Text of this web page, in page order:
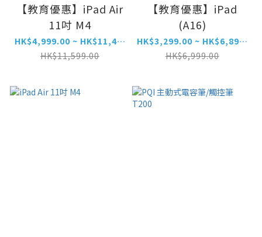
【教育優惠】iPad Air
11吋 M4
HK$4,999.00 ~ HK$11,499.00
HK$11,599.00
【教育優惠】iPad
(A16)
HK$3,299.00 ~ HK$6,899.00
HK$6,999.00